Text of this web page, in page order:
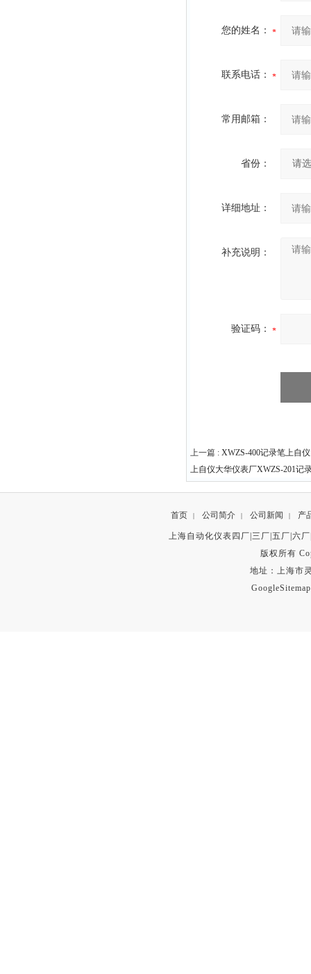
您的姓名：
联系电话：
常用邮箱：
省份：
详细地址：
补充说明：
验证码：
上一篇 : XWZS-400记录笔上自
上自仪大华仪表厂XWZS-201记
首页 | 公司简介 | 公司新闻 | 产
上海自动化仪表四厂|三厂|五厂|六
版权所有
地址：上海市
GoogleSitemap